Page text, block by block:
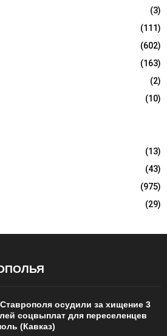
(3)
(111)
(602)
(163)
(2)
(10)
(13)
(43)
(975)
(29)
осудили за хищение 3
соцвыплат для переселенцев
(Кавказ)